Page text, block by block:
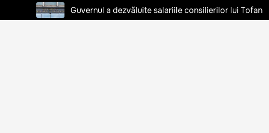
Guvernul a dezvăluite salariile consilierilor lui Tofan